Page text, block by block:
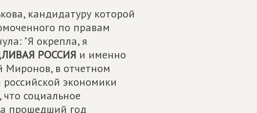
кандидатуру которой
по правам
"Я окрепла, я
РОССИЯ и именно
Миронов, в отчетном
экономики
что социальное
прошедший год